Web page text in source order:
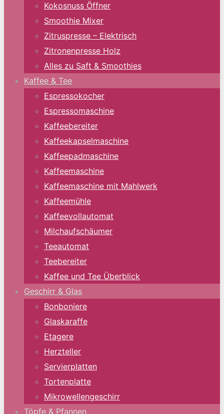
Kokosnuss Öffner
Smoothie Mixer
Zitruspresse – Elektrisch
Zitronenpresse Holz
Alles zu Saft & Smoothies
Kaffee & Tee
Espressokocher
Espressomaschine
Kaffeebereiter
Kaffeekapselmaschine
Kaffeepadmaschine
Kaffeemaschine
Kaffeemaschine mit Mahlwerk
Kaffeemühle
Kaffeevollautomat
Milchaufschäumer
Teeautomat
Teebereiter
Kaffee und Tee Überblick
Geschirr & Glas
Bonboniere
Glaskaraffe
Etagere
Herzteller
Servierplatten
Tortenplatte
Mikrowellengeschirr
Töpfe & Pfannen